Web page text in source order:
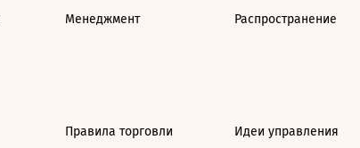
Менеджмент Распространение
Правила торговли Идеи управления